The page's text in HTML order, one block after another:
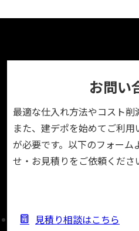
お問い
最適な仕入れ方法やコスト削
また、建デポを始めてご利
が必要です。以下のフォーム
せ・お見積りをご依頼くださ
見積り相談はこちら